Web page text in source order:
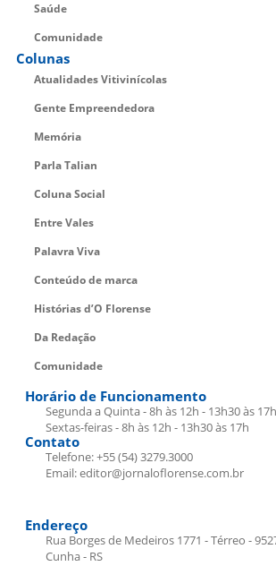
Saúde
Comunidade
Colunas
Atualidades Vitivinícolas
Gente Empreendedora
Memória
Parla Talian
Coluna Social
Entre Vales
Palavra Viva
Conteúdo de marca
Histórias d’O Florense
Da Redação
Comunidade
Horário de Funcionamento
Segunda a Quinta - 8h às 12h - 13h30 às
Sextas-feiras - 8h às 12h - 13h30 às 17h
Contato
Telefone: +55 (54) 3279.3000
Email: editor@jornaloflorense.com.br
Endereço
Rua Borges de Medeiros 1771 - Térreo -
Cunha - RS